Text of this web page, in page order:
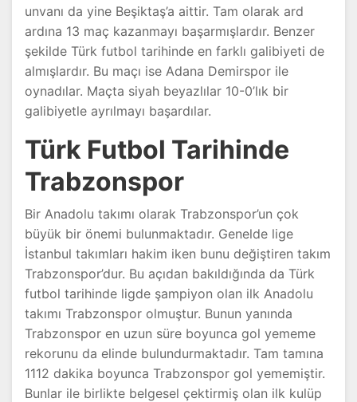
unvanı da yine Beşiktaş’a aittir. Tam olarak ard
ardına 13 maç kazanmayı başarmışlardır. Benzer
şekilde Türk futbol tarihinde en farklı galibiyeti de
almışlardır. Bu maçı ise Adana Demirspor ile
oynadılar. Maçta siyah beyazlılar 10-0’lık bir
galibiyetle ayrılmayı başardılar.
Türk Futbol Tarihinde
Trabzonspor
Bir Anadolu takımı olarak Trabzonspor’un çok
büyük bir önemi bulunmaktadır. Genelde lige
İstanbul takımları hakim iken bunu değiştiren takım
Trabzonspor’dur. Bu açıdan bakıldığında da Türk
futbol tarihinde ligde şampiyon olan ilk Anadolu
takımı Trabzonspor olmuştur. Bunun yanında
Trabzonspor en uzun süre boyunca gol yememe
rekorunu da elinde bulundurmaktadır. Tam tamına
1112 dakika boyunca Trabzonspor gol yememiştir.
Bunlar ile birlikte belgesel çektirmiş olan ilk kulüp